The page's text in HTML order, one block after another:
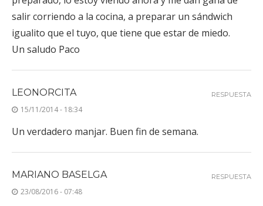
salir corriendo a la cocina, a preparar un sándwich
igualito que el tuyo, que tiene que estar de miedo.
Un saludo Paco
LEONORCITA
15/11/2014 - 18:34
Un verdadero manjar. Buen fin de semana.
RESPUESTA
MARIANO BASELGA
23/08/2016 - 07:48
RESPUESTA